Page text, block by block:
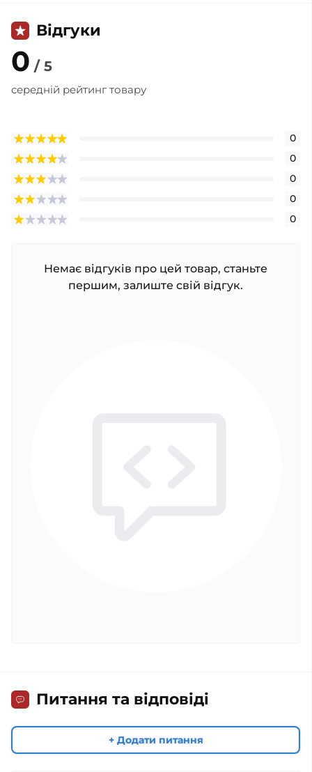
Відгуки
0 / 5
середній рейтинг товару
0
0
0
0
0
Немає відгуків про цей товар, станьте
першим, залиште свій відгук.
Питання та відповіді
+ Додати питання